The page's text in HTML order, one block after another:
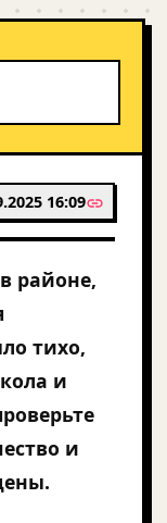
16:09
районе,
тихо,
и
и